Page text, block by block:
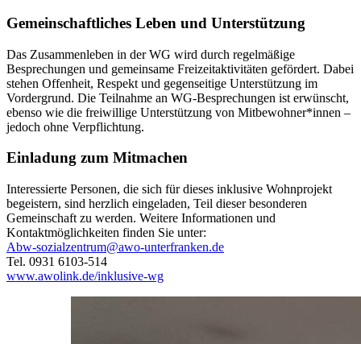
Gemeinschaftliches Leben und Unterstützung
Das Zusammenleben in der WG wird durch regelmäßige
Besprechungen und gemeinsame Freizeitaktivitäten gefördert. Dabei
stehen Offenheit, Respekt und gegenseitige Unterstützung im
Vordergrund. Die Teilnahme an WG-Besprechungen ist erwünscht,
ebenso wie die freiwillige Unterstützung von Mitbewohner*innen –
jedoch ohne Verpflichtung.
Einladung zum Mitmachen
Interessierte Personen, die sich für dieses inklusive Wohnprojekt
begeistern, sind herzlich eingeladen, Teil dieser besonderen
Gemeinschaft zu werden. Weitere Informationen und
Kontaktmöglichkeiten finden Sie unter:
Abw-sozialzentrum@awo-unterfranken.de
Tel. 0931 6103-514
www.awolink.de/inklusive-wg